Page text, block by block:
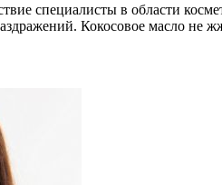
специалисты в области
Кокосовое масло не